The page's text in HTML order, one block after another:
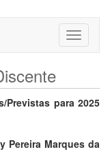
Toggle
Previstas para 2025
Pereira Marques da